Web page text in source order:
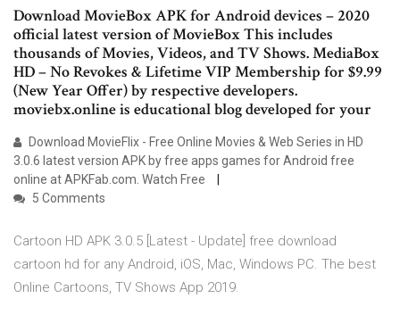
Download MovieBox APK for Android devices – 2020
official latest version of MovieBox This includes
thousands of Movies, Videos, and TV Shows. MediaBox
HD – No Revokes & Lifetime VIP Membership for $9.99
(New Year Offer) by respective developers.
moviebx.online is educational blog developed for your
Download MovieFlix - Free Online Movies & Web Series in HD
3.0.6 latest version APK by free apps games for Android free
online at APKFab.com. Watch Free
5 Comments
Cartoon HD APK 3.0.5 [Latest - Update] free download
cartoon hd for any Android, iOS, Mac, Windows PC. The best
Online Cartoons, TV Shows App 2019.